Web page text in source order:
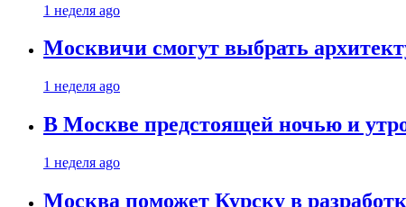
1 неделя ago
Москвичи смогут выбрать
1 неделя ago
В Москве предстоящей ночью и
1 неделя ago
Москва поможет Курску в